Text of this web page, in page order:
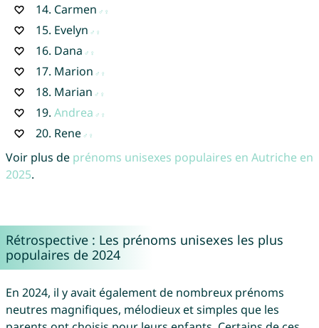
14. Carmen
15. Evelyn
16. Dana
17. Marion
18. Marian
19. Andrea
20. Rene
Voir plus de prénoms unisexes populaires en Autriche en
2025.
Rétrospective : Les prénoms unisexes les plus
populaires de 2024
En 2024, il y avait également de nombreux prénoms
neutres magnifiques, mélodieux et simples que les